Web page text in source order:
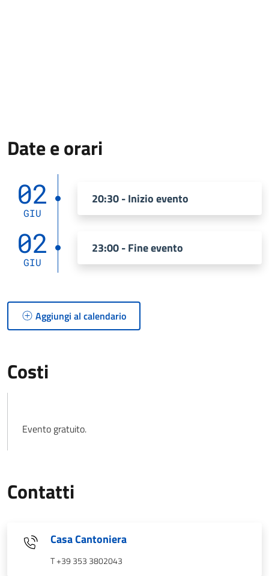
Date e orari
02
GIU
20:30 - Inizio evento
02
GIU
23:00 - Fine evento
Aggiungi al calendario
Costi
Evento gratuito.
Contatti
Casa Cantoniera
T +39 353 3802043